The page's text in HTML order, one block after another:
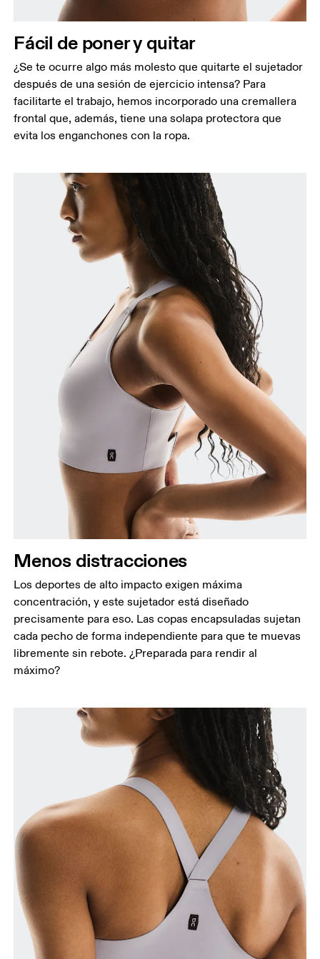
las costillas.
Fácil de poner y quitar
¿Se te ocurre algo más molesto que quitarte el sujetador
después de una sesión de ejercicio intensa? Para
facilitarte el trabajo, hemos incorporado una cremallera
frontal que, además, tiene una solapa protectora que
evita los enganchones con la ropa.
Menos distracciones
Los deportes de alto impacto exigen máxima
concentración, y este sujetador está diseñado
precisamente para eso. Las copas encapsuladas sujetan
cada pecho de forma independiente para que te muevas
libremente sin rebote. ¿Preparada para rendir al
máximo?